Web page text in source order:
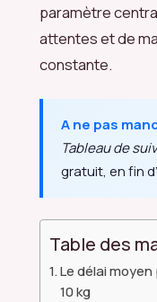
paramètre
attentes et de
constante.
A ne pas
Tableau de
gratuit, en fin
Table des
Le délai
10 kg